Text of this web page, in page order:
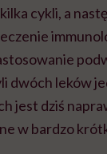
cykli, a
dwóch leków
jest dziś
w bardzo